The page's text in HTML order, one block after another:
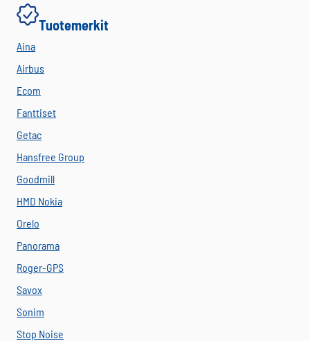
Tuotemerkit
Aina
Airbus
Ecom
Fanttiset
Getac
Hansfree Group
Goodmill
HMD Nokia
Orelo
Panorama
Roger-GPS
Savox
Sonim
Stop Noise